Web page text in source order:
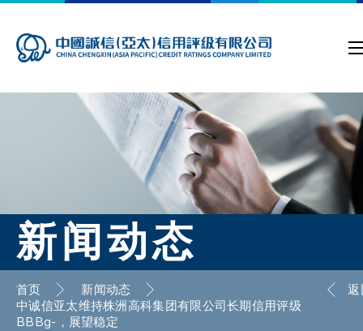
新闻动态
首页
新闻动态
中诚信亚太维持株洲高科集团有限公司长期信用评级
BBBg-，展望稳定